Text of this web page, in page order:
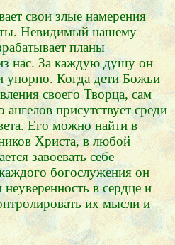
свои злые намерения
Невидимый нашему
планы
нас. За каждую душу он
упорно. Когда дети Божьи
своего Творца, сам
ангелов присутствует среди
Его можно найти в
Христа, в любой
завоевать себе
богослужения он
в сердце и
их мысли и